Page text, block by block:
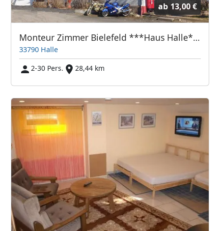
ab 13,00 €
Monteur Zimmer Bielefeld ***Haus Halle***
33790 Halle
2-30 Pers.
28,44 km